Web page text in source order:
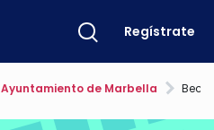
Regístrate
Ayuntamiento de Marbella Becas